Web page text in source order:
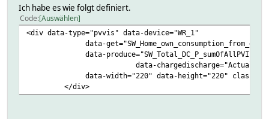
Ich habe es wie folgt definiert.
Code Auswählen
<div data-type="pvvis" data-device="WR_1"
data-get="SW_Home_own_consumption_from_grid"
data-produce="SW_Total_DC_P_sumOfAllPVInputs"
data-
data-width="220" data-height="220"
</div>